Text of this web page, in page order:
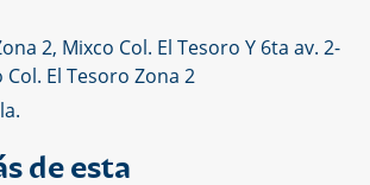
2, Mixco Col. El Tesoro Y 6ta av. 2-
Col. El Tesoro Zona 2
de esta